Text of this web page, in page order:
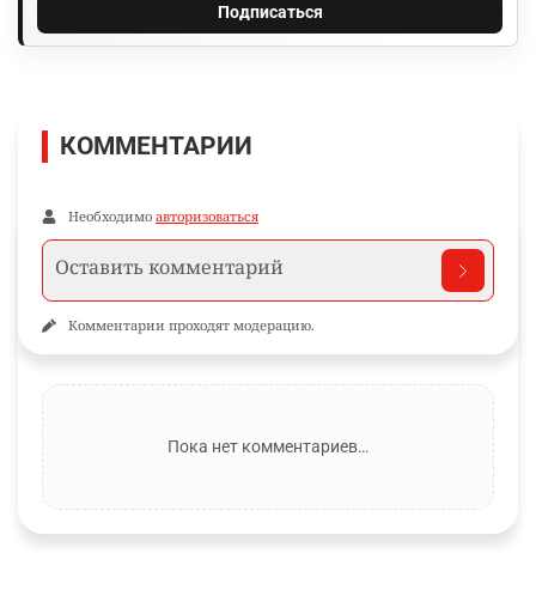
Подписаться
КОММЕНТАРИИ
Необходимо авторизоваться
Комментарии проходят модерацию.
Пока нет комментариев…